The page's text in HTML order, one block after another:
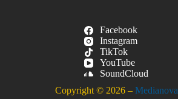
Facebook
Instagram
TikTok
YouTube
SoundCloud
Copyright © 2026 – Medianova